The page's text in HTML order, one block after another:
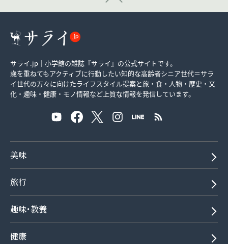
サライ.jp｜小学館の雑誌『サライ』の公式サイトです。
歳を重ねてもアクティブに行動したい知的な高齢者シニア世代＝サラ
イ世代の方々に向けたライフスタイル提案と旅・食・人物・歴史・文
化・趣味・健康・モノ情報など上質な情報を発信しています。
美味
旅行
趣味･教養
健康